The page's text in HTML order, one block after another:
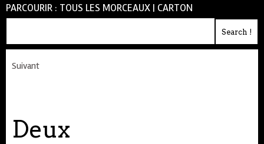
PARCOURIR : TOUS LES MORCEAUX | CARTON
Suivant
Deux